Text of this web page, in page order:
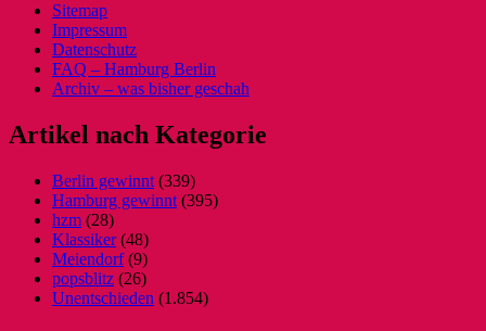
Sitemap
Impressum
Datenschutz
FAQ – Hamburg Berlin
Archiv – was bisher geschah
Artikel nach Kategorie
Berlin gewinnt (339)
Hamburg gewinnt (395)
hzm (28)
Klassiker(48)
Meiendorf(9)
popsblitz (26)
Unentschieden (1.854)